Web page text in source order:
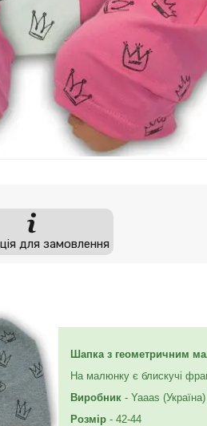
для замовлення
Шапка з геометричним
На малюнку є блискучі
Виробник - Yaaas (Україна)
Розмір - 42-44